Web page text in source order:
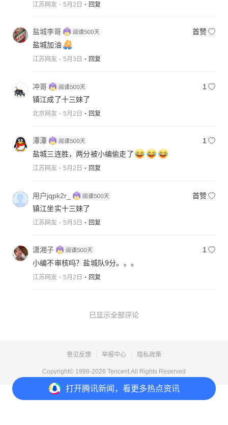
打开腾讯新闻，看更多热点资讯
江苏网友 5月2日 回复
盐城李哥
首赞
盐城加油
江苏网友 5月3日 回复
冲哥
1
镇江成了十三妹了
北京网友 5月2日 回复
潭潭
1
盐城三连胜，两分被小编偷走了
江苏网友 5月2日 回复
用户jqpk2r_
首赞
镇江坐实十三妹了
江苏网友 5月3日 回复
潇湘子
1
小编不审核吗？盐城队9分。。。
江苏网友 5月2日 回复
已显示全部评论
意见反馈 举报中心 隐私政策
Copyright© 1998-2026 Tencent.All Rights Reserved